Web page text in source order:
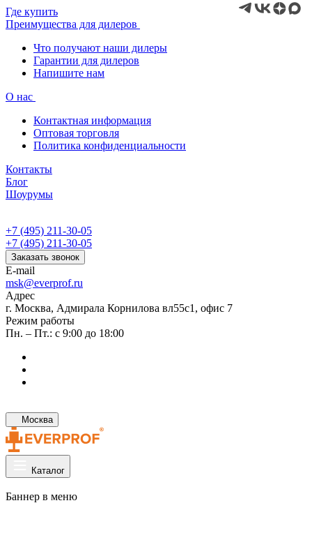
Где купить
Преимущества для дилеров
Что получают наши дилеры
Гарантии для дилеров
Напишите нам
О нас
Контактная информация
Оптовая торговля
Политика конфиденциальности
Контакты
Блог
Шоурумы
+7 (495) 211-30-05
+7 (495) 211-30-05
Заказать звонок
E-mail
msk@everprof.ru
Адрес
г. Москва, Адмирала Корнилова вл55с1, офис 7
Режим работы
Пн. – Пт.: с 9:00 до 18:00
Москва
Каталог
Баннер в меню